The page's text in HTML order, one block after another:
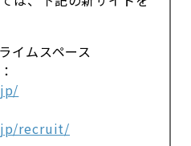
イムスペース
recruit/